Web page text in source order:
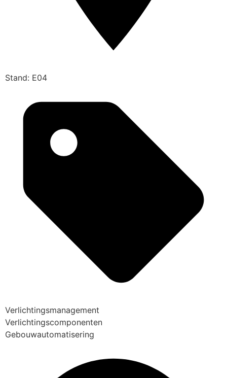
Stand: E04
Verlichtingsmanagement
Verlichtingscomponenten
Gebouwautomatisering